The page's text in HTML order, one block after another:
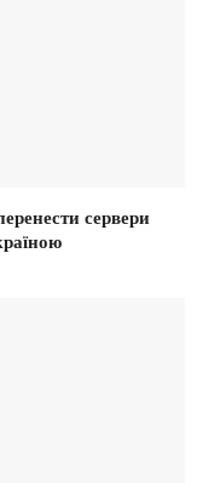
сервери